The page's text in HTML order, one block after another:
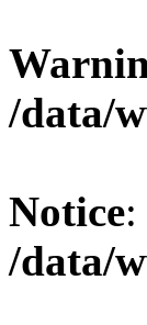
/data/
Notice
/data/